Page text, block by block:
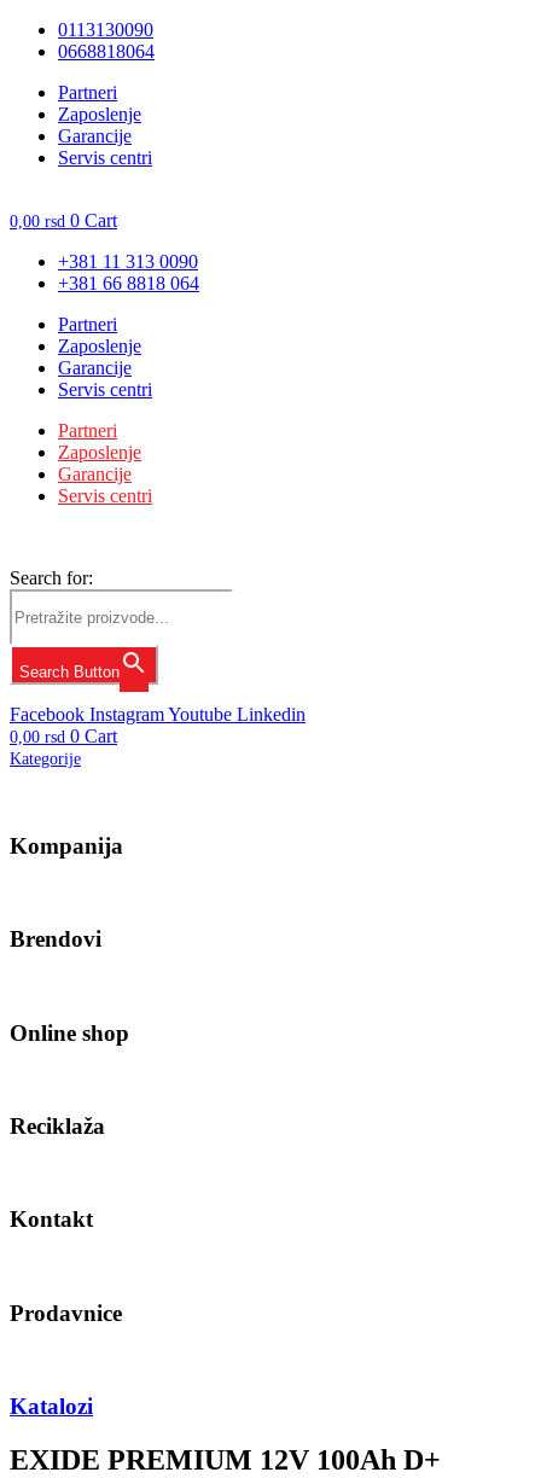
Skočite0113130090
0668818064
Partneri
Zaposlenje
Garancije
Servis centri
0,00 rsd 0 Cart
+381 11 313 0090
+381 66 8818 064
Partneri
Zaposlenje
Garancije
Servis centri
Partneri
Zaposlenje
Garancije
Servis centri
Search for:
Search Button
Facebook InstagramYoutube Linkedin
0,00 rsd 0 Cart
Kategorije
Kompanija
Brendovi
Online shop
Reciklaža
Kontakt
Prodavnice
Katalozi
Unesite ovde tekst naslova
EXIDE PREMIUM 12V 100Ah D+